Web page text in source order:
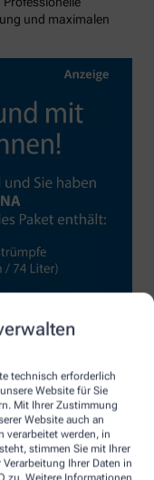
technisch erforderlich
Website für Sie
Mit Ihrer Zustimmung
Website auch an
verarbeitet werden, in
stimmen Sie mit Ihrer
Ihrer Daten in
und maximalen